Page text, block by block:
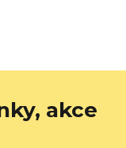
akce